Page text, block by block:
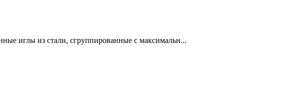
иглы из стали, сгруппированные с максимальн...